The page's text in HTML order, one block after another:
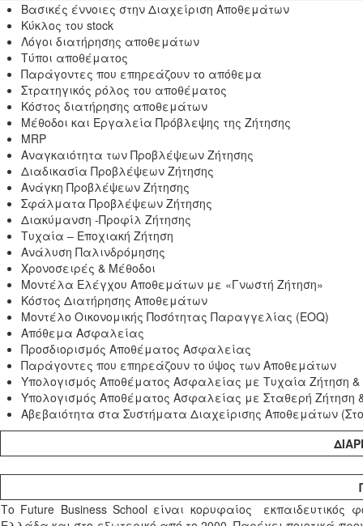
Βασικές έννοιες στην Διαχείριση Αποθεμάτων
Κύκλος του stock
Λόγοι διατήρησης αποθεμάτων
Τύποι αποθέματος
Παράγοντες που επηρεάζουν το απόθεμα
Στρατηγικός ρόλος του αποθέματος
Κόστος διατήρησης αποθεμάτων
Μέθοδοι και Εργαλεία Πρόβλεψης της Ζήτησης
MRP
Αναγκαιότητα των Προβλέψεων Ζήτησης
Διαδικασία Προβλέψεων Ζήτησης
Ανάγκη Προβλέψεων Ζήτησης
Σφάλματα Προβλέψεων Ζήτησης
Διακύμανση -Προφίλ Ζήτησης
Τυχαία – Εποχιακή Ζήτηση
Ανάλυση Παλινδρόμησης
Χρονοσειρές & Μέθοδοι
Μοντέλα Ελέγχου Αποθεμάτων με «Γνωστή Ζήτηση»
Κόστος Διατήρησης Αποθεμάτων
Μοντέλο Οικονομικής Ποσότητας Παραγγελίας (EOQ)
Απόθεμα Ασφαλείας
Προσδιορισμός Αποθέματος Ασφαλείας
Παράγοντες που επηρεάζουν το ύψος των Αποθεμάτων
Υπολογισμός Αποθέματος Ασφαλείας με Τυχαία Ζήτηση
Υπολογισμός Αποθέματος Ασφαλείας με Σταθερή Ζήτηση
Αβεβαιότητα στα Συστήματα Διαχείρισης Αποθεμάτων
Το Future Business School είναι κορυφαίος εκπαιδευτικός